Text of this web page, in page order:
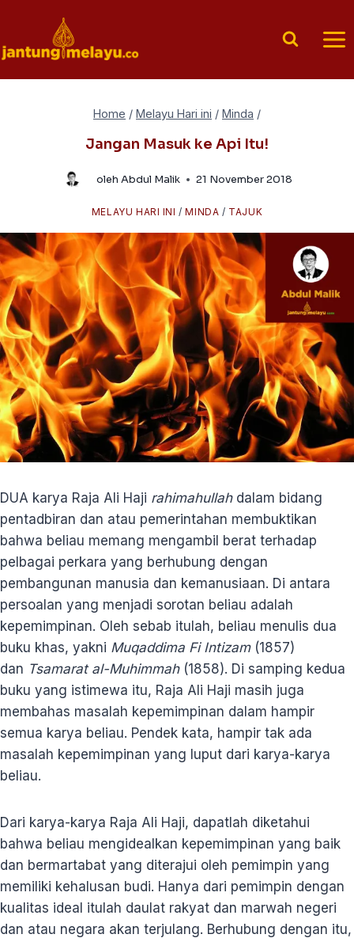
content
Home / Melayu Hari ini / Minda /
Jangan Masuk ke Api Itu!
oleh Abdul Malik 21 November 2018
MELAYU HARI INI /MINDA / TAJUK
DUA karya Raja Ali Haji rahimahullahdalam bidang
pentadbiran dan atau pemerintahan membuktikan
bahwa beliau memang mengambil berat terhadap
pelbagai perkara yang berhubung dengan
pembangunan manusia dan kemanusiaan. Di antara
persoalan yang menjadi sorotan beliau adalah
kepemimpinan. Oleh sebab itulah, beliau menulis dua
buku khas, yakni Muqaddima Fi Intizam(1857)
dan Tsamarat al-Muhimmah(1858). Di samping kedua
buku yang istimewa itu, Raja Ali Haji masih juga
membahas masalah kepemimpinan dalam hampir
semua karya beliau. Pendek kata, hampir tak ada
masalah kepemimpinan yang luput dari karya-karya
beliau.
Dari karya-karya Raja Ali Haji, dapatlah diketahui
bahwa beliau mengidealkan kepemimpinan yang baik
dan bermartabat yang diterajui oleh pemimpin yang
memiliki kehalusan budi. Hanya dari pemimpin dengan
kualitas ideal itulah daulat rakyat dan marwah negeri
dan atau negara akan terjulang. Berhubung dengan itu,